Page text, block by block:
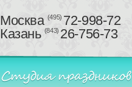
Москва (495)72-998-72
Казань (843)26-756-73